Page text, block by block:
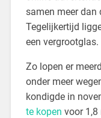
samen meer dan
Tegelijkertijd
een vergrootglas.
Zo lopen er
onder meer
kondigde in
te kopen voor 1,8